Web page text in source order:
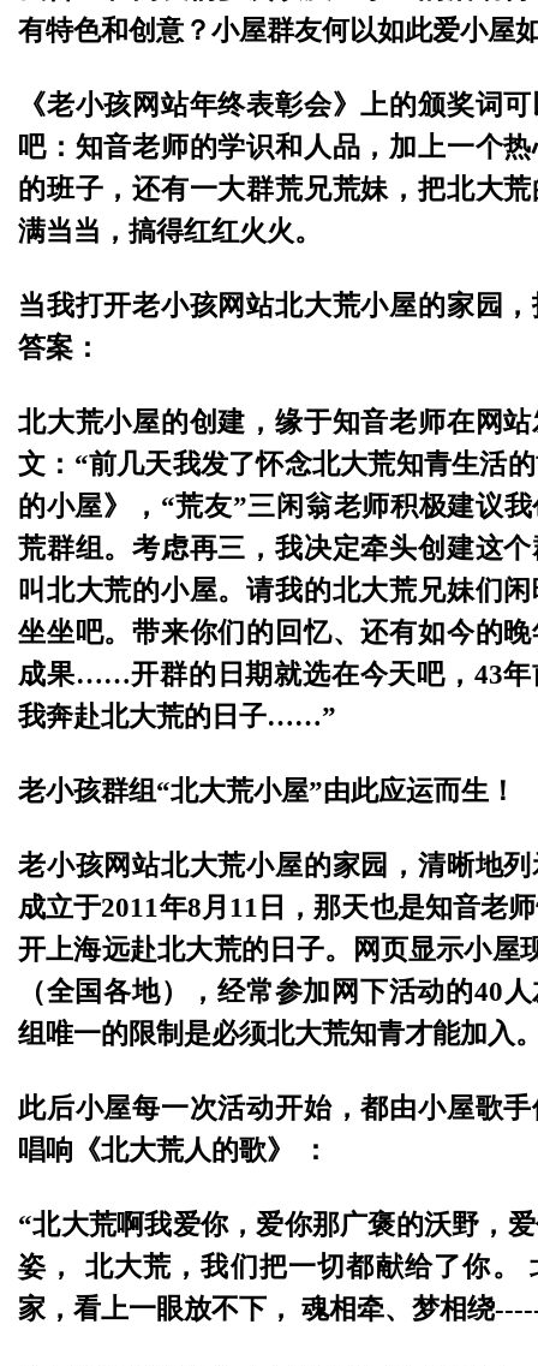
有特色和创意？小屋群友何以如此爱小屋
《老小孩网站年终表彰会》上的颁奖词
吧：知音老师的学识和人品，加上一个
的班子，还有一大群荒兄荒妹，把北大
满当当，搞得红红火火。
当我打开老小孩网站北大荒小屋的家园
答案：
北大荒小屋的创建，缘于知音老师在网
文：“前几天我发了怀念北大荒知青生活
的小屋》，“荒友”三闲翁老师积极建议
荒群组。考虑再三，我决定牵头创建这
叫北大荒的小屋。请我的北大荒兄妹们
坐坐吧。带来你们的回忆、还有如今的
成果……开群的日期就选在今天吧，43年
我奔赴北大荒的日子……”
老小孩群组“北大荒小屋”由此应运而生！
老小孩网站北大荒小屋的家园，清晰地
成立于2011年8月11日，那天也是知音老
开上海远赴北大荒的日子。网页显示小屋
（全国各地），经常参加网下活动的40
组唯一的限制是必须北大荒知青才能加入
此后小屋每一次活动开始，都由小屋歌
唱响《北大荒人的歌》 ：
“北大荒啊我爱你，爱你那广褒的沃野，
姿， 北大荒，我们把一切都献给了你。
家，看上一眼放不下， 魂相牵、梦相绕